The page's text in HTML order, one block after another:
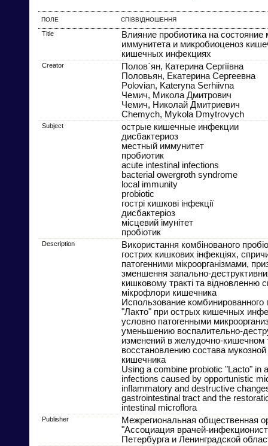
ПОЛЕ СПІВВІДНОШЕННЯ
Title
Влияние пробиотика на состояние
иммунитета и микробиоценоз
кишечных инфекциях
Creator
Полов`ян, Катерина Сергіївна
Половьян, Екатерина Сергеевна
Polovian, Kateryna Serhiivna
Чемич, Микола Дмитрович
Чемич, Николай Дмитриевич
Chemych, Mykola Dmytrovych
Subject
острые кишечные инфекции
дисбактериоз
местный иммунитет
пробиотик
acute intestinal infections
bacterial owergroth syndrome
local immunity
probiotic
гострі кишкові інфекції
дисбактеріоз
місцевий імунітет
пробіотик
Description
Використання комбінованого
гострих кишкових інфекціях,
патогенними мікроорганізмами,
зменшення запально-
кишковому тракті та відновленню
мікрофлори кишечника
Использование комбинированного
"Лакто" при острых кишечных
условно патогенными
уменьшению воспалительно-
изменений в желудочно-кишечном
восстановлению состава
кишечника
Using a combine probiotic "Lacto" in
infections caused by opportunistic
inflammatory and destructive
gastrointestinal tract and the
intestinal microflora
Publisher
Межрегиональная общественная
"Ассоциация врачей-
Петербурга и Ленинградской